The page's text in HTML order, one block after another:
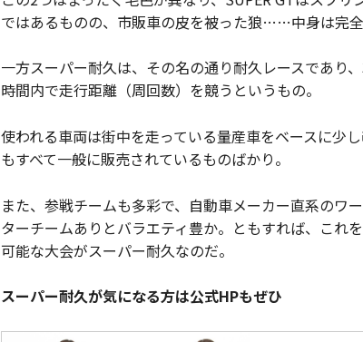
ではあるものの、市販車の皮を被った狼……中身は完全
一方スーパー耐久は、その名の通り耐久レースであり
時間内で走行距離（周回数）を競うというもの。
使われる車両は街中を走っている量産車をベースに少
もすべて一般に販売されているものばかり。
また、参戦チームも多彩で、自動車メーカー直系のワ
ターチームありとバラエティ豊か。ともすれば、これ
可能な大会がスーパー耐久なのだ。
スーパー耐久が気になる方は公式HPもぜひ